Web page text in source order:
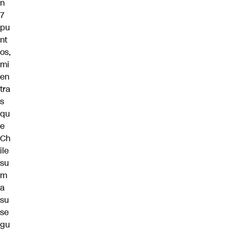
n
7
pu
nt
os,
mi
en
tra
s
qu
e
Ch
ile
su
m
a
su
se
gu